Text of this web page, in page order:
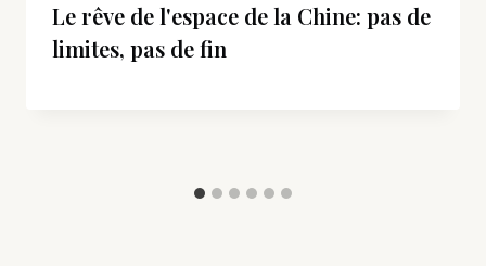
Le rêve de l'espace de la Chine: pas de
limites, pas de fin